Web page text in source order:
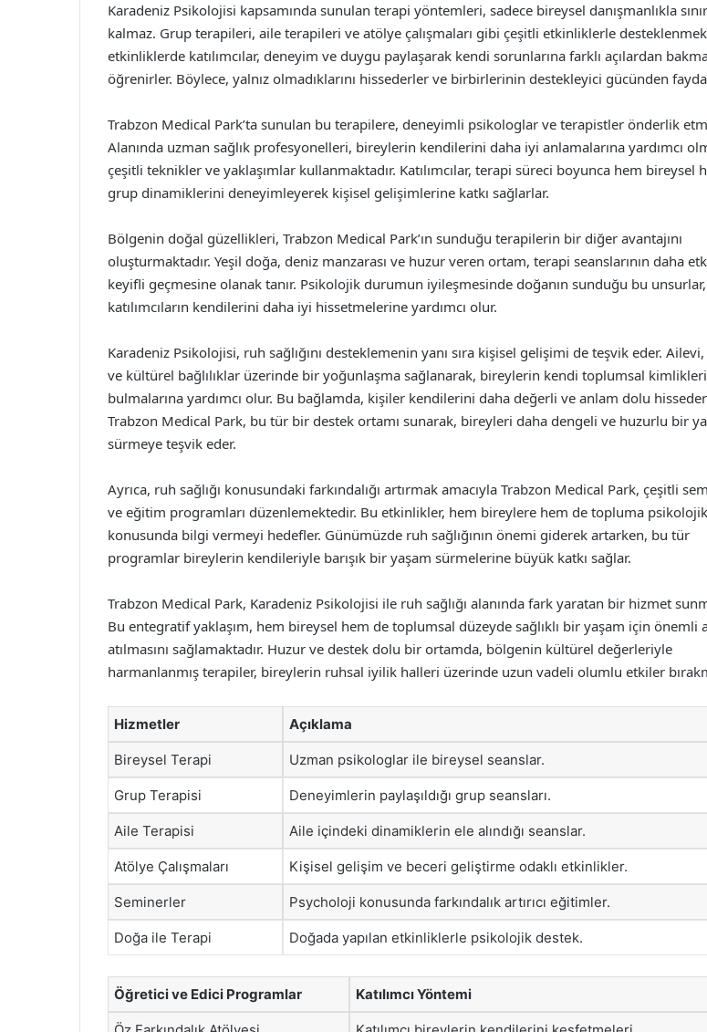
Karadeniz Psikolojisi kapsamında sunulan terapi yöntemleri, sadece bireysel danışmanlıkla
kalmaz. Grup terapileri, aile terapileri ve atölye çalışmaları gibi çeşitli etkinliklerle
etkinliklerde katılımcılar, deneyim ve duygu paylaşarak kendi sorunlarına farklı açılardan
öğrenirler. Böylece, yalnız olmadıklarını hissederler ve birbirlerinin destekleyici gücünden
Trabzon Medical Park’ta sunulan bu terapilere, deneyimli psikologlar ve terapistler önderlik
Alanında uzman sağlık profesyonelleri, bireylerin kendilerini daha iyi anlamalarına yardımcı
çeşitli teknikler ve yaklaşımlar kullanmaktadır. Katılımcılar, terapi süreci boyunca hem bireysel
grup dinamiklerini deneyimleyerek kişisel gelişimlerine katkı sağlarlar.
Bölgenin doğal güzellikleri, Trabzon Medical Park’ın sunduğu terapilerin bir diğer avantajını
oluşturmaktadır. Yeşil doğa, deniz manzarası ve huzur veren ortam, terapi seanslarının daha
keyifli geçmesine olanak tanır. Psikolojik durumun iyileşmesinde doğanın sunduğu bu unsurlar,
katılımcıların kendilerini daha iyi hissetmelerine yardımcı olur.
Karadeniz Psikolojisi, ruh sağlığını desteklemenin yanı sıra kişisel gelişimi de teşvik eder.
ve kültürel bağlılıklar üzerinde bir yoğunlaşma sağlanarak, bireylerin kendi toplumsal
bulmalarına yardımcı olur. Bu bağlamda, kişiler kendilerini daha değerli ve anlam dolu
Trabzon Medical Park, bu tür bir destek ortamı sunarak, bireyleri daha dengeli ve huzurlu bir
sürmeye teşvik eder.
Ayrıca, ruh sağlığı konusundaki farkındalığı artırmak amacıyla Trabzon Medical Park, çeşitli
ve eğitim programları düzenlemektedir. Bu etkinlikler, hem bireylere hem de topluma
konusunda bilgi vermeyi hedefler. Günümüzde ruh sağlığının önemi giderek artarken, bu tür
programlar bireylerin kendileriyle barışık bir yaşam sürmelerine büyük katkı sağlar.
Trabzon Medical Park, Karadeniz Psikolojisi ile ruh sağlığı alanında fark yaratan bir hizmet
Bu entegratif yaklaşım, hem bireysel hem de toplumsal düzeyde sağlıklı bir yaşam için önemli
atılmasını sağlamaktadır. Huzur ve destek dolu bir ortamda, bölgenin kültürel değerleriyle
harmanlanmış terapiler, bireylerin ruhsal iyilik halleri üzerinde uzun vadeli olumlu etkiler
Hizmetler Açıklama
Bireysel Terapi Uzman psikologlar ile bireysel seanslar.
Grup Terapisi Deneyimlerin paylaşıldığı grup seansları.
Aile Terapisi Aile içindeki dinamiklerin ele alındığı seanslar.
Atölye Çalışmaları Kişisel gelişim ve beceri geliştirme odaklı etkinlikler.
Seminerler Psycholoji konusunda farkındalık artırıcı eğitimler.
Doğa ile Terapi Doğada yapılan etkinliklerle psikolojik destek.
Öğretici ve Edici Programlar Katılımcı Yöntemi